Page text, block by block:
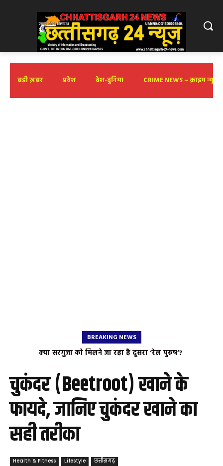
बड़ी ख़बर प्रदेश देश-दुनिया CRIME NEWS – क्राइम न्यूज़
BREAKING NEWS
​क्या सरगुजा को मिलने जा रहा है दूसरा ‘रेल पुरुष’? ​
चुकंदर (Beetroot) खाने के
फायदे, जानिए चुकंदर खाने का
सही तरीका
Health & Fitness Lifestyle छत्तीसगढ़